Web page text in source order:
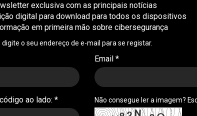
setor financeiro tem
de
um crescimento de ativos web a teste de
como a principal dificuldade na gestão
exclusiva com as principais notícias
digital para download para todos os dispositivos
em primeira mão sobre cibersegurança
digite o seu endereço de e-mail para se registar.
Email *
ao lado: * Não consegue ler a imagem?